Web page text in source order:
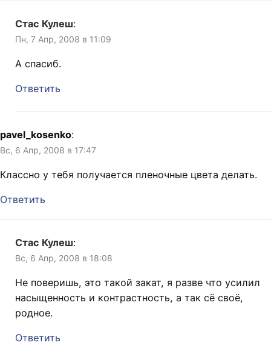
Стас Кулеш:
Пн, 7 Апр, 2008 в 11:09
А спасиб.
Ответить
pavel_kosenko:
Вс, 6 Апр, 2008 в 17:47
Классно у тебя получается пленочные цвета делать.
Ответить
Стас Кулеш:
Вс, 6 Апр, 2008 в 18:08
Не поверишь, это такой закат, я разве что усилил
насыщенность и контрастность, а так сё своё,
родное.
Ответить